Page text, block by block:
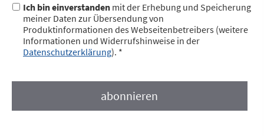
Ich bin einverstanden mit der Erhebung und Speicherung
meiner Daten zur Übersendung von
Produktinformationen des Webseitenbetreibers (weitere
Informationen und Widerrufshinweise in der
Datenschutzerklärung). *